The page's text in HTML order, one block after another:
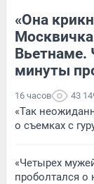
«Она
Вьетнаме.
минуты
16 часов 43
«Так
о съемках с
«Четырех
проболтался